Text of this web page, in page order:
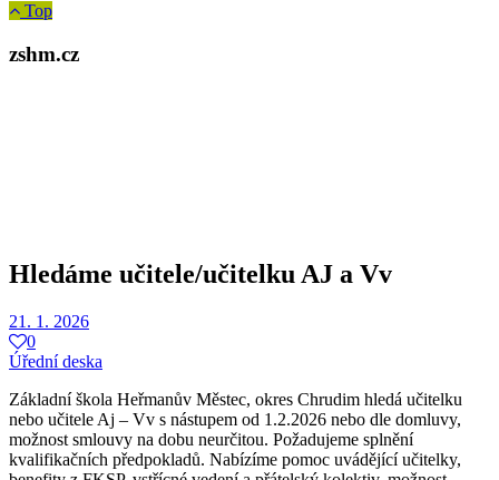
Top
zshm.cz
Hledáme učitele/učitelku AJ a Vv
21. 1. 2026
0
Úřední deska
Základní škola Heřmanův Městec, okres Chrudim hledá učitelku
nebo učitele Aj – Vv s nástupem od 1.2.2026 nebo dle domluvy,
možnost smlouvy na dobu neurčitou. Požadujeme splnění
kvalifikačních předpokladů. Nabízíme pomoc uvádějící učitelky,